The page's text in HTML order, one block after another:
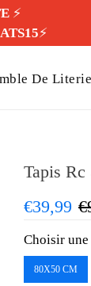
⚡️
ATS15⚡️
De Literie
Tapis Rc
€39,99
Choisir
80X50 CM